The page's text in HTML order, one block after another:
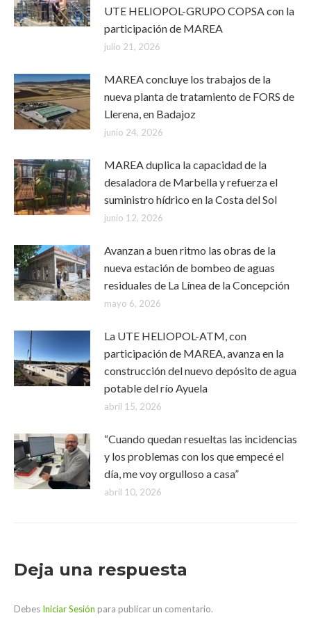
UTE HELIOPOL-GRUPO COPSA con la
participación de MAREA
julio 21, 2026
MAREA concluye los trabajos de la
nueva planta de tratamiento de FORS de
Llerena, en Badajoz
junio 24, 2026
MAREA duplica la capacidad de la
desaladora de Marbella y refuerza el
suministro hídrico en la Costa del Sol
junio 12, 2026
Avanzan a buen ritmo las obras de la
nueva estación de bombeo de aguas
residuales de La Línea de la Concepción
mayo 6, 2026
La UTE HELIOPOL-ATM, con
participación de MAREA, avanza en la
construcción del nuevo depósito de agua
potable del río Ayuela
abril 15, 2026
“Cuando quedan resueltas las incidencias
y los problemas con los que empecé el
día, me voy orgulloso a casa”
abril 10, 2026
Deja una respuesta
Debes Iniciar Sesión para publicar un comentario.